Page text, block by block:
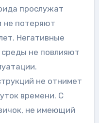
прослужат
не потеряют
Негативные
не повлияют
не отнимет
времени. С
не имеющий